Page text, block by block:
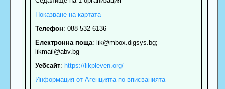
Показване на картата
Телефон: 088 532 6136
Електронна поща: lik@mbox.digsys.bg;
likmail@abv.bg
Уебсайт: https://likpleven.org/
Информация от Агенцията по вписванията